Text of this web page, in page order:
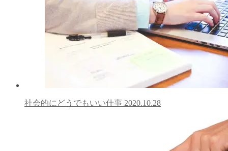
社会的にどうでもいい仕事 2020.10.28